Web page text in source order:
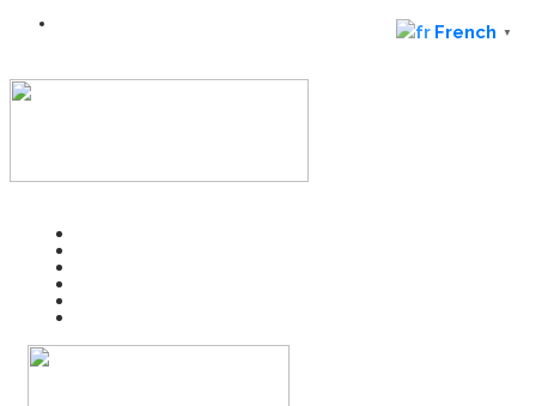
French ▼